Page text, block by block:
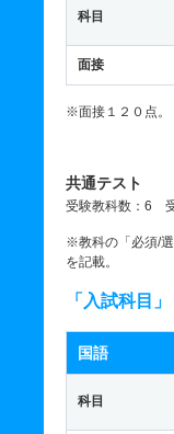
科目
面接
※面接１２０点。
共通テスト
受験教科数：6
※教科の「必須/
を記載。
「入試科目
国語
科目